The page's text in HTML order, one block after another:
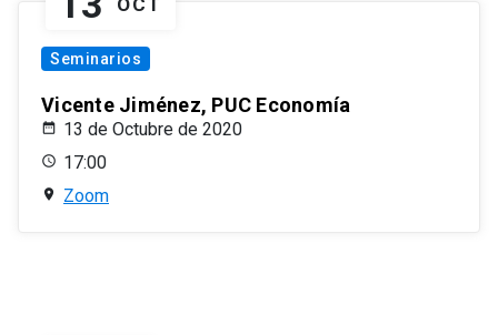
OCT
Seminarios
Vicente Jiménez, PUC Economía
13 de Octubre de 2020
17:00
Zoom